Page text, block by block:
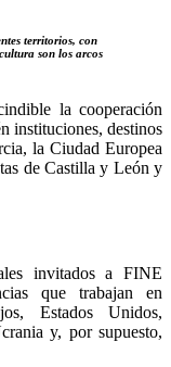
territorios, con
son los arcos
la cooperación
instituciones, destinos
la Ciudad Europea
de Castilla y León y
invitados a FINE
que trabajan en
Estados Unidos,
y, por supuesto,